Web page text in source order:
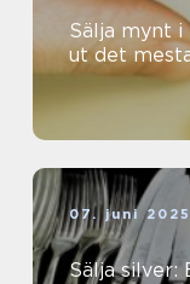
Sälja mynt
ut det
07. juni 2025
Sälja silver: